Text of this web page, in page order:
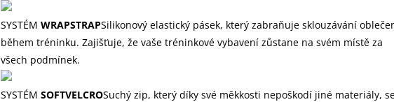
SYSTÉM WRAPSTRAPSilikonový elastický pásek, který zabraňuje sklouzávání
během tréninku. Zajišťuje, že vaše tréninkové vybavení zůstane na svém místě za
všech podmínek.
SYSTÉM SOFTVELCROSuchý zip, který díky své měkkosti nepoškodí jiné materiály,